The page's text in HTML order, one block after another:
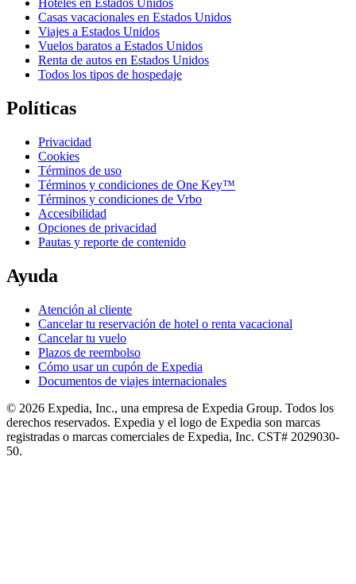
Hoteles en Estados Unidos
Casas vacacionales en Estados Unidos
Viajes a Estados Unidos
Vuelos baratos a Estados Unidos
Renta de autos en Estados Unidos
Todos los tipos de hospedaje
Políticas
Privacidad
Cookies
Términos de uso
Términos y condiciones de One Key™
Términos y condiciones de Vrbo
Accesibilidad
Opciones de privacidad
Pautas y reporte de contenido
Ayuda
Atención al cliente
Cancelar tu reservación de hotel o renta vacacional
Cancelar tu vuelo
Plazos de reembolso
Cómo usar un cupón de Expedia
Documentos de viajes internacionales
© 2026 Expedia, Inc., una empresa de Expedia Group. Todos los
derechos reservados. Expedia y el logo de Expedia son marcas
registradas o marcas comerciales de Expedia, Inc. CST# 2029030-
50.